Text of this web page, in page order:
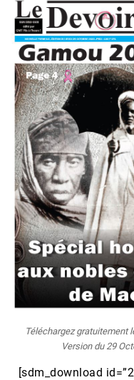
Téléchargez gratuitement
Version du 29
[sdm_download